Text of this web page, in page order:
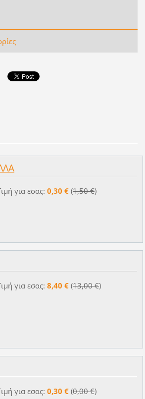
για εσας: 0,30 €(1,50 €)
για εσας: 8,40 €(13,00 €)
για εσας: 0,30 €(0,00 €)